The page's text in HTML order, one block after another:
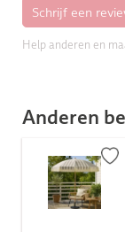
Help anderen en
Anderen